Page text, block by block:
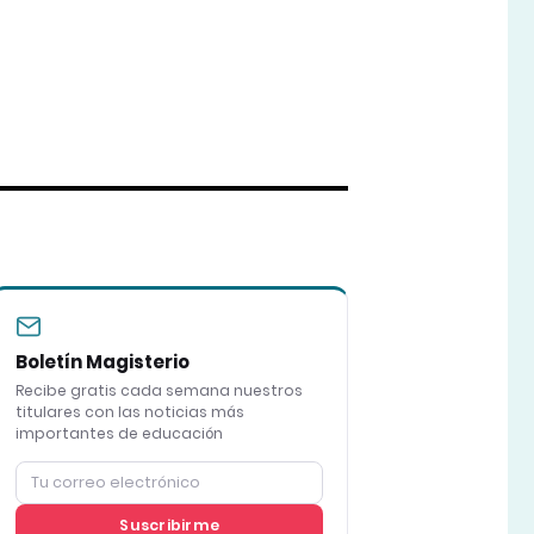
Boletín Magisterio
Recibe gratis cada semana nuestros
titulares con las noticias más
importantes de educación
Suscribirme